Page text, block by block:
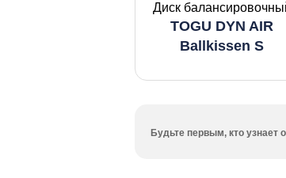
Диск
TOGU DYN AIR
Ballkissen S
Будьте первым, кто узнает